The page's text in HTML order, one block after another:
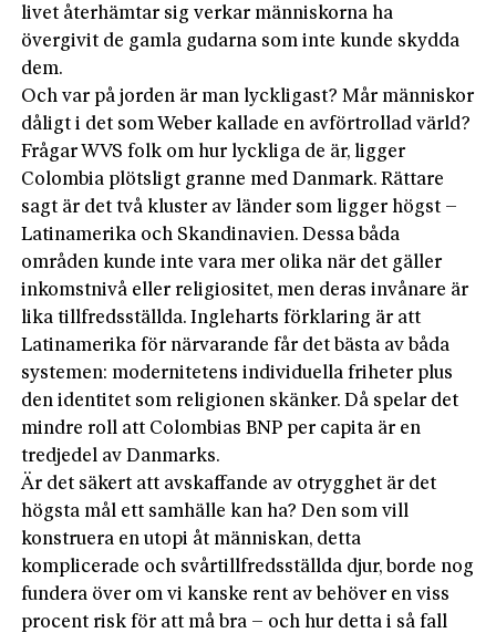
livet återhämtar sig verkar människorna ha
övergivit de gamla gudarna som inte kunde skydda
dem.
Och var på jorden är man lyckligast? Mår människor
dåligt i det som Weber kallade en avförtrollad värld?
Frågar WVS folk om hur lyckliga de är, ligger
Colombia plötsligt granne med Danmark. Rättare
sagt är det två kluster av länder som ligger högst –
Latinamerika och Skandinavien. Dessa båda
områden kunde inte vara mer olika när det gäller
inkomst­nivå eller religiositet, men deras invånare är
lika tillfredsställda. Ingleharts förklaring är att
Latinamerika för närvarande får det bästa av båda
systemen: modernitetens individuella friheter plus
den identitet som religionen skänker. Då spelar det
mindre roll att Colombias BNP per capita är en
tredjedel av Danmarks.
Är det säkert att avskaffande av otrygghet är det
högsta mål ett samhälle kan ha? Den som vill
konstruera en utopi åt människan, detta
komplicerade och svårtillfredsställda djur, borde nog
fundera över om vi kanske rent av behöver en viss
procent risk för att må bra – och hur detta i så fall